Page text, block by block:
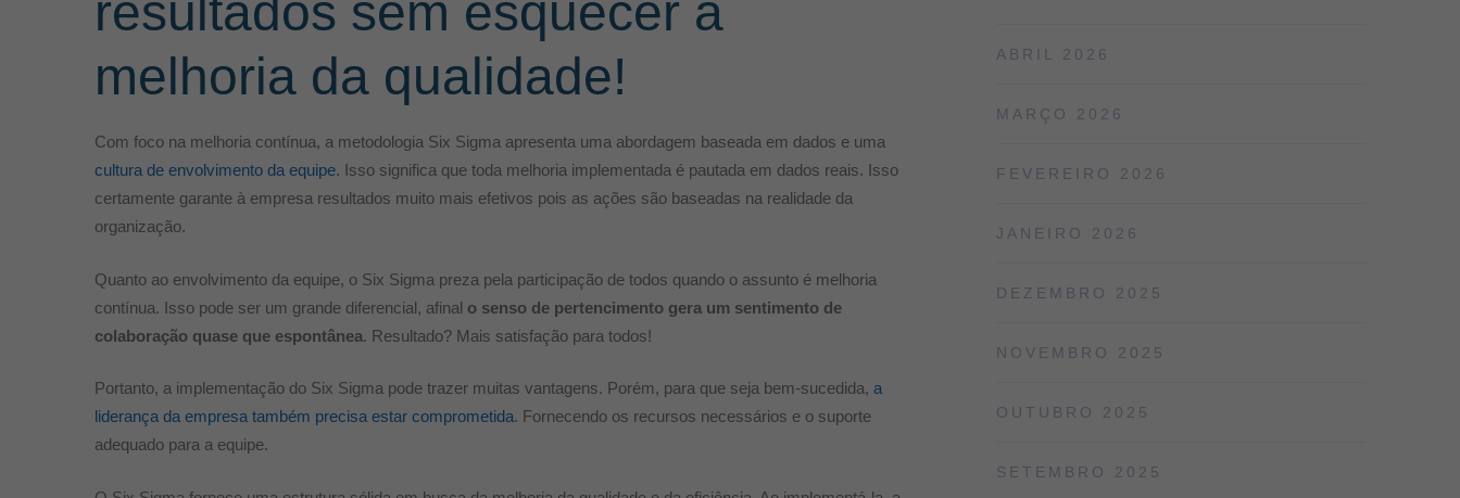
resultados sem esquecer a
melhoria da qualidade!
Com foco na melhoria contínua, a metodologia Six Sigma apresenta uma abordagem baseada em dados e uma
cultura de envolvimento da equipe. Isso significa que toda melhoria implementada é pautada em dados reais. Isso
certamente garante à empresa resultados muito mais efetivos pois as ações são baseadas na realidade da
organização.
Quanto ao envolvimento da equipe, o Six Sigma preza pela participação de todos quando o assunto é melhoria
contínua. Isso pode ser um grande diferencial, afinal o senso de pertencimento gera um sentimento de
colaboração quase que espontânea. Resultado? Mais satisfação para todos!
Portanto, a implementação do Six Sigma pode trazer muitas vantagens. Porém, para que seja bem-sucedida, a
liderança da empresa também precisa estar comprometida. Fornecendo os recursos necessários e o suporte
adequado para a equipe.
ABRIL 2026
MARÇO 2026
FEVEREIRO 2026
JANEIRO 2026
DEZEMBRO 2025
NOVEMBRO 2025
OUTUBRO 2025
SETEMBRO 2025